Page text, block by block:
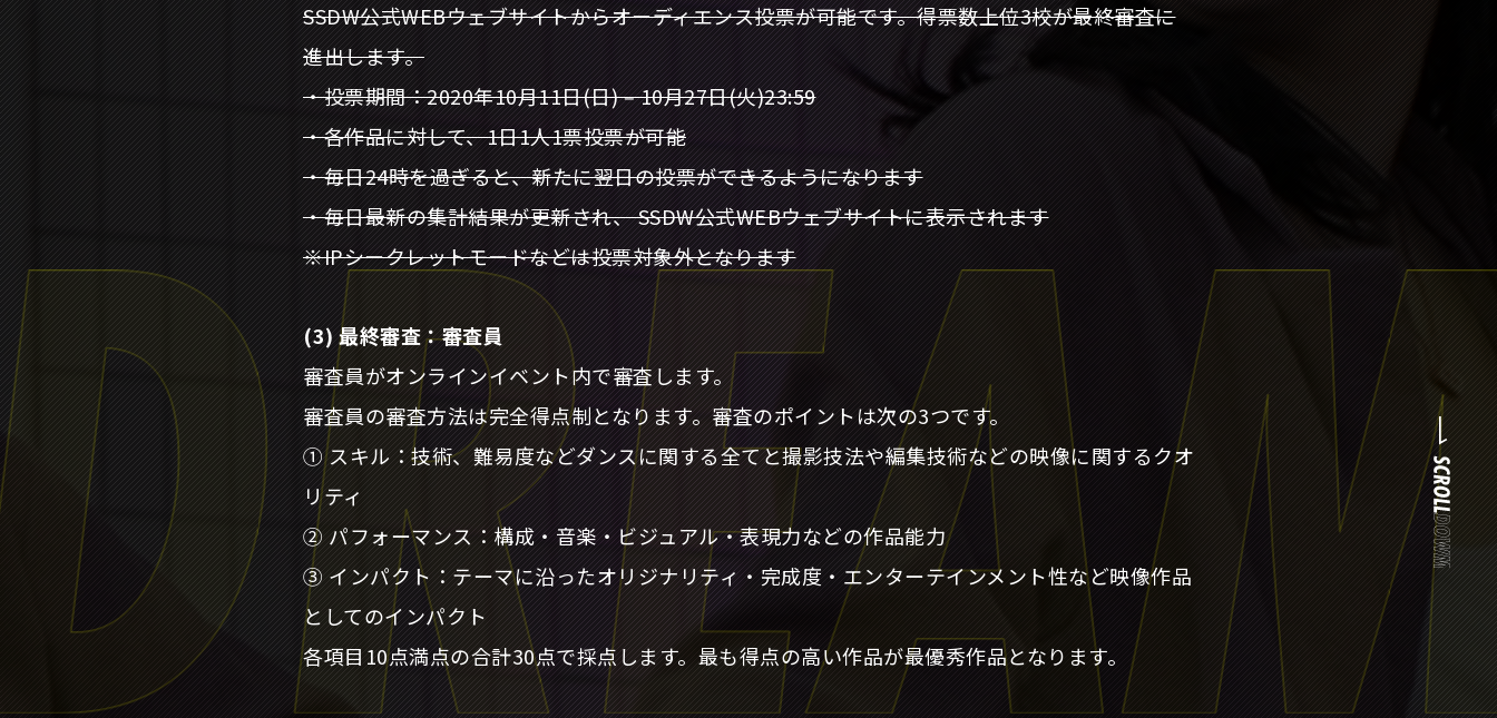
SSDW公式WEBウェブサイトからオーディエンス投票が可能です。得票数上位3校が最終審査に
進出します。
・投票期間：2020年10月11日(日) ‒ 10月27日(火)23:59
・各作品に対して、1日1人1票投票が可能
・毎日24時を過ぎると、新たに翌日の投票ができるようになります
・毎日最新の集計結果が更新され、 SSDW公式WEBウェブサイトに表示されます
※IPシークレットモードなどは投票対象外となります
(3) 最終審査：審査員
審査員がオンラインイベント内で審査します。
審査員の審査方法は完全得点制となります。審査のポイントは次の3つです。
① スキル：技術、難易度などダンスに関する全てと撮影技法や編集技術などの映像に関するクオ
リティ
② パフォーマンス：構成・音楽・ビジュアル・表現力などの作品能力
③ インパクト：テーマに沿ったオリジナリティ・完成度・エンターテインメント性など映像作品
としてのインパクト
各項目10点満点の合計30点で採点します。最も得点の高い作品が最優秀作品となります。